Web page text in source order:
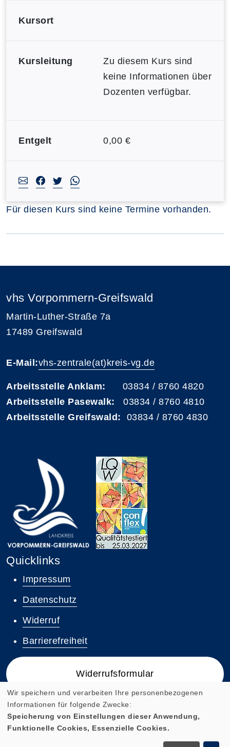
Kursort
Kursleitung
Zu diesem Kurs sind
keine Informationen über
Dozenten verfügbar.
Entgelt 0,00 €
Für diesen Kurs sind keine Termine vorhanden.
vhs Vorpommern-Greifswald
Martin-Luther-Straße 7a
17489 Greifswald
E-Mail:vhs-zentrale(at)kreis-vg.de
Arbeitsstelle Anklam: 03834 / 8760 4820
Arbeitsstelle Pasewalk: 03834 / 8760 4810
Arbeitsstelle Greifswald: 03834 / 8760 4830
Quicklinks
Impressum
Datenschutz
Widerruf
Barrierefreiheit
Widerrufsformular
Cookie Einstellungen
Wir speichern und verarbeiten Ihre personenbezogenen
Informationen für folgende Zwecke:
Speicherung von Einstellungen dieser Anwendung,
Funktionelle Cookies, Essenzielle Cookies.